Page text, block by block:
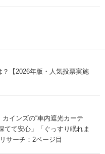
【2026年版・人気投票実施
インズの“車内遮光カーテ
て安心」「ぐっすり眠れま
サーチ：2ページ目